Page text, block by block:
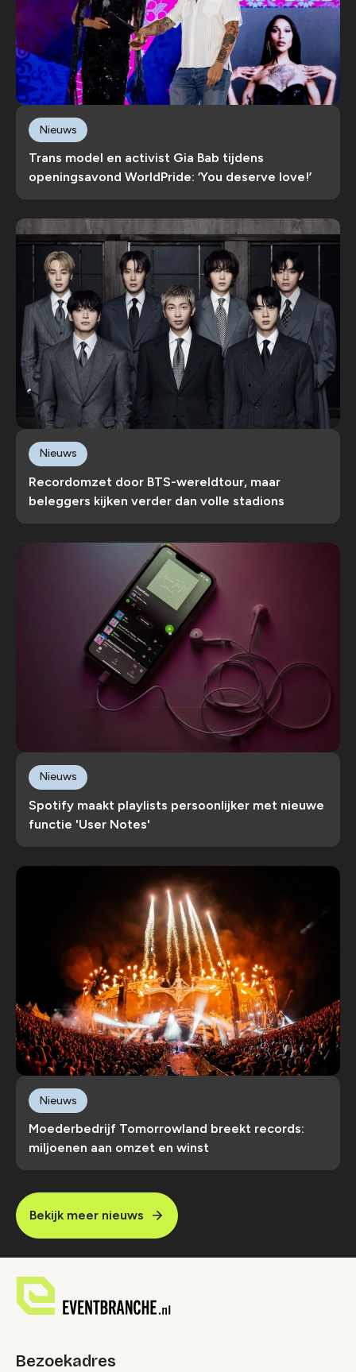
Trans model en activist Gia Bab tijdens
openingsavond WorldPride: ‘You deserve love!’
Nieuws
Recordomzet door BTS-wereldtour, maar
beleggers kijken verder dan volle stadions
Nieuws
Spotify maakt playlists persoonlijker met nieuwe
functie 'User Notes'
Nieuws
Moederbedrijf Tomorrowland breekt records:
miljoenen aan omzet en winst
Nieuws
Bekijk meer nieuws
Bezoekadres